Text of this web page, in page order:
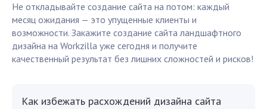
Не откладывайте создание сайта на потом: каждый
месяц ожидания — это упущенные клиенты и
возможности. Закажите создание сайта ландшафтного
дизайна на Workzilla уже сегодня и получите
качественный результат без лишних сложностей и рисков!
Как избежать расхождений дизайна сайта